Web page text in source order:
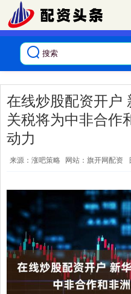
在线炒股配资开户
关税将为中非合作
动力
来源：涨吧策略 网站：旗开网配资